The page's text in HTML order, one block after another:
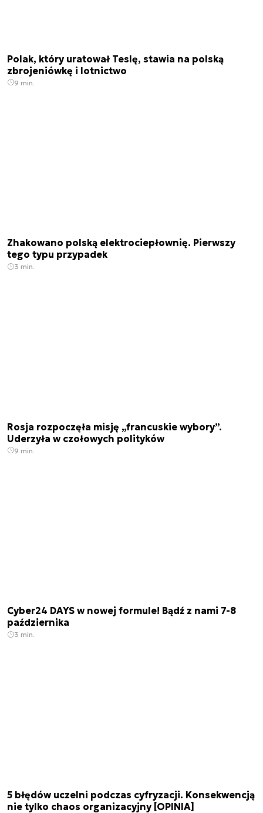
Polak, który uratował Teslę, stawia na polską
zbrojeniówkę i lotnictwo
9 min.
Zhakowano polską elektrociepłownię. Pierwszy
tego typu przypadek
3 min.
Rosja rozpoczęła misję „francuskie wybory”.
Uderzyła w czołowych polityków
9 min.
Cyber24 DAYS w nowej formule! Bądź z nami 7-8
października
3 min.
5 błędów uczelni podczas cyfryzacji. Konsekwencją
nie tylko chaos organizacyjny [OPINIA]